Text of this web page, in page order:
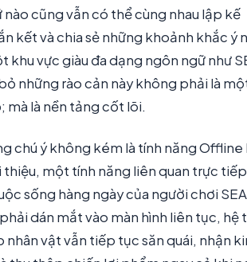
nào cũng vẫn có thể cùng nhau lập kế
kết và chia sẻ những khoảnh khắc ý
khu vực giàu đa dạng ngôn ngữ như
những rào cản này không phải là
mà là nền tảng cốt lõi.
chú ý không kém là tính năng Offline
một tính năng liên quan trực
sống hàng ngày của người chơi
dán mắt vào màn hình liên tục, hệ
vật vẫn tiếp tục săn quái, nhận